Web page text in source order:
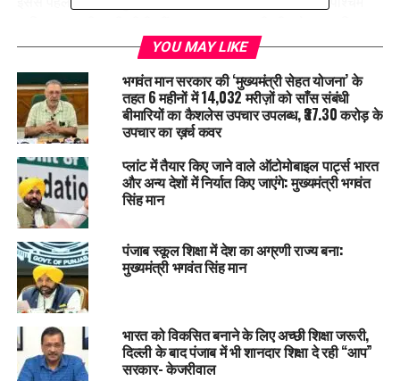
दिया है कि AAP को हर क्षेत्र—शहरी, ग्रामीण, दलित, हिंदू-बहुल और
नेताओं की प्रतिक्रियाएँ
YOU MAY LIKE
भगवंत मान सरकार की ‘मुख्यमंत्री सेहत योजना’ के
तहत 6 महीनों में 14,032 मरीज़ों को साँस संबंधी
बीमारियों का कैशलेस उपचार उपलब्ध, ₹37.30 करोड़ के
उपचार का ख़र्च कवर
प्लांट में तैयार किए जाने वाले ऑटोमोबाइल पार्ट्स भारत
और अन्य देशों में निर्यात किए जाएंगे: मुख्यमंत्री भगवंत
सिंह मान
पंजाब स्कूल शिक्षा में देश का अग्रणी राज्य बना:
मुख्यमंत्री भगवंत सिंह मान
भारत को विकसित बनाने के लिए अच्छी शिक्षा जरूरी,
दिल्ली के बाद पंजाब में भी शानदार शिक्षा दे रही “आप”
सरकार- केजरीवाल